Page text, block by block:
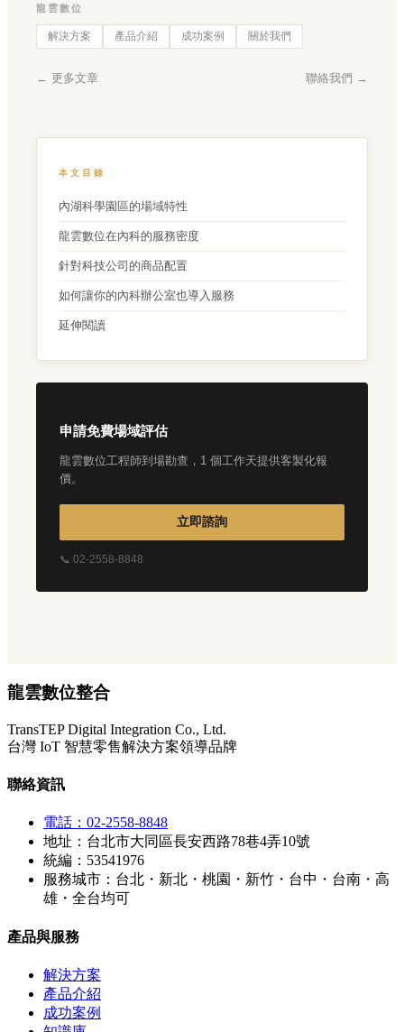
龍雲數位
解決方案 產品介紹 成功案例 關於我們
← 更多文章 聯絡我們 →
本文目錄
內湖科學園區的場域特性
龍雲數位在內科的服務密度
針對科技公司的商品配置
如何讓你的內科辦公室也導入服務
延伸閱讀
申請免費場域評估
龍雲數位工程師到場勘查，1 個工作天提供客製化報
價。
立即諮詢
📞 02-2558-8848
龍雲數位整合
TransTEP Digital Integration Co., Ltd.
台灣 IoT 智慧零售解決方案領導品牌
聯絡資訊
電話：02-2558-8848
地址：台北市大同區長安西路78巷4弄10號
統編：53541976
服務城市：台北・新北・桃園・新竹・台中・台南・高
雄・全台均可
產品與服務
解決方案
產品介紹
成功案例